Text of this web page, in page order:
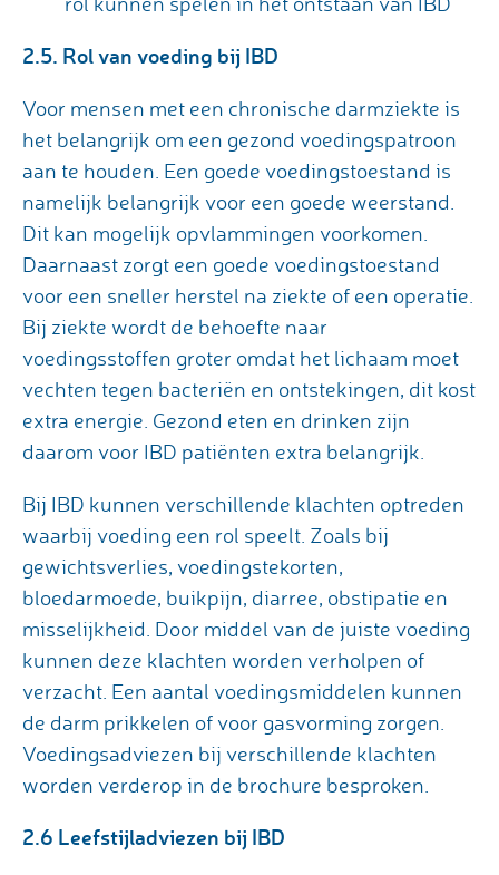
2.5. Rol van voeding bij IBD
Voor mensen met een chronische darmziekte is
het belangrijk om een gezond voedingspatroon
aan te houden. Een goede voedingstoestand is
namelijk belangrijk voor een goede weerstand.
Dit kan mogelijk opvlammingen voorkomen.
Daarnaast zorgt een goede voedingstoestand
voor een sneller herstel na ziekte of een operatie.
Bij ziekte wordt de behoefte naar
voedingsstoffen groter omdat het lichaam moet
vechten tegen bacteriën en ontstekingen, dit kost
extra energie. Gezond eten en drinken zijn
daarom voor IBD patiënten extra belangrijk.
Bij IBD kunnen verschillende klachten optreden
waarbij voeding een rol speelt. Zoals bij
gewichtsverlies, voedingstekorten,
bloedarmoede, buikpijn, diarree, obstipatie en
misselijkheid. Door middel van de juiste voeding
kunnen deze klachten worden verholpen of
verzacht. Een aantal voedingsmiddelen kunnen
de darm prikkelen of voor gasvorming zorgen.
Voedingsadviezen bij verschillende klachten
worden verderop in de brochure besproken.
2.6 Leefstijladviezen bij IBD